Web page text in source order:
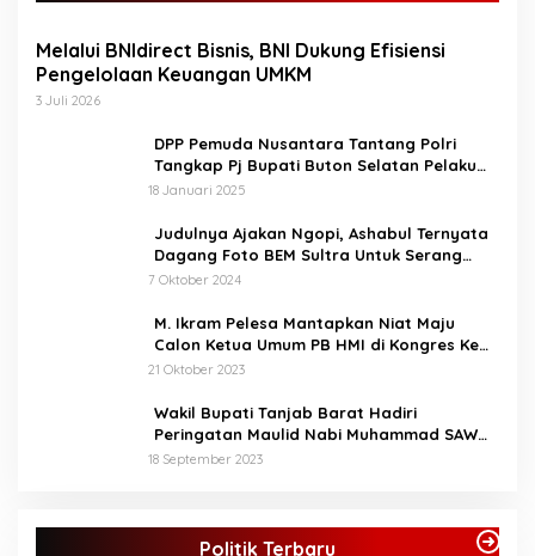
Melalui BNIdirect Bisnis, BNI Dukung Efisiensi
Pengelolaan Keuangan UMKM
3 Juli 2026
DPP Pemuda Nusantara Tantang Polri
Tangkap Pj Bupati Buton Selatan Pelaku
Penganiaya Aktvis HMI
18 Januari 2025
Judulnya Ajakan Ngopi, Ashabul Ternyata
Dagang Foto BEM Sultra Untuk Serang
Paslon
7 Oktober 2024
M. Ikram Pelesa Mantapkan Niat Maju
Calon Ketua Umum PB HMI di Kongres Ke
XXXII Pontianak
21 Oktober 2023
Wakil Bupati Tanjab Barat Hadiri
Peringatan Maulid Nabi Muhammad SAW
1445 H di Masjid Darul Falah Senyerang
18 September 2023
Politik Terbaru
Wakil Bupati Merangin Terpilih